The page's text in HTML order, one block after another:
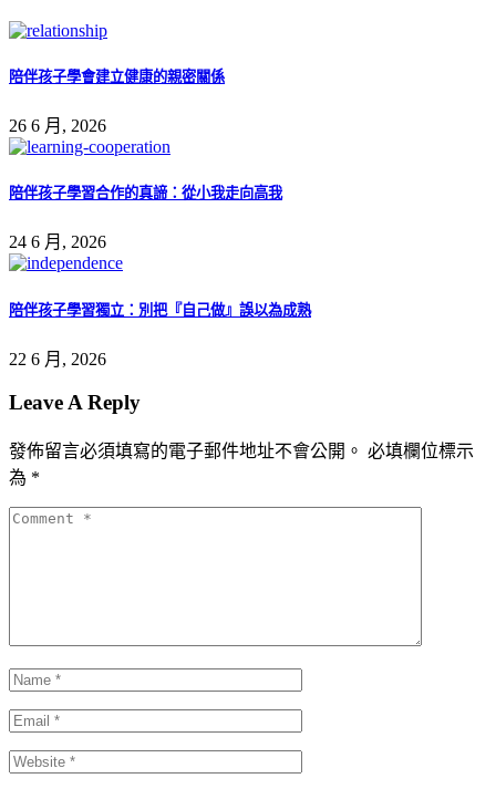
陪伴孩子學會建立健康的親密關係
26 6 月, 2026
陪伴孩子學習合作的真諦：從小我走向高我
24 6 月, 2026
陪伴孩子學習獨立：別把『自己做』誤以為成熟
22 6 月, 2026
Leave A Reply
發佈留言必須填寫的電子郵件地址不會公開。 必填欄位標示
為 *